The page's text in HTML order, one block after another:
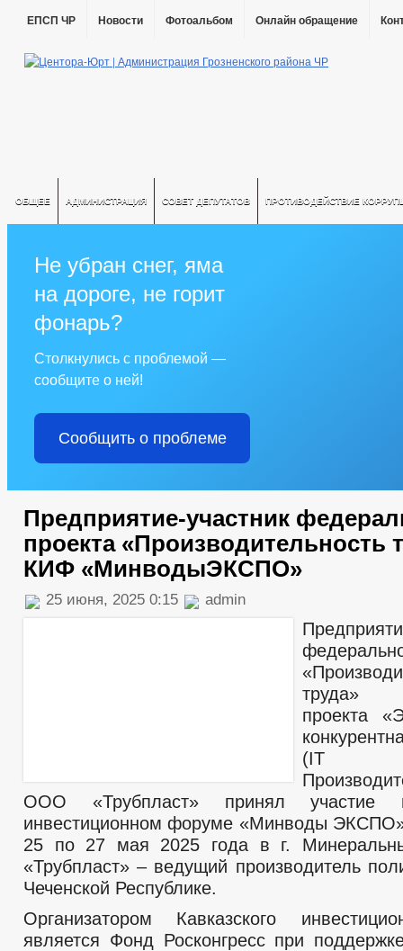
ЕПСП ЧР Новости Фотоальбом Онлайн обращение
ОБЩЕЕ АДМИНИСТРАЦИЯ СОВЕТ ДЕПУТАТОВ ПРОТИВОДЕЙСТВИЕ
Не убран снег, яма
на дороге, не горит
фонарь?
Столкнулись с проблемой —
сообщите о ней!
Сообщить о проблеме
Предприятие-участник
проекта «Производительность
КИФ «МинводыЭКСПО»
25 июня, 2025 0:15 admin
труда»
проекта
(IT
ООО «Трубпласт» принял участие
инвестиционном форуме «Минводы
25 по 27 мая 2025 года в г.
«Трубпласт» – ведущий производитель
Чеченской Республике.
Организатором Кавказского
является Фонд Росконгресс при